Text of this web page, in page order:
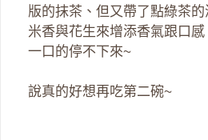
版的抹茶、但又帶了點綠茶
米香與花生來增添香氣跟口
一口的停不下來~
說真的好想再吃第二碗~